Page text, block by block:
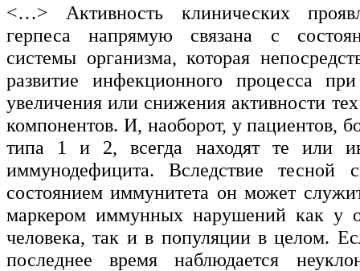
<…> Активность клинических
герпеса напрямую связана с
системы организма, которая
развитие инфекционного процесса
увеличения или снижения активности
компонентов. И, наоборот, у пациентов,
типа 1 и 2, всегда находят те или
иммунодефицита. Вследствие тесной
состоянием иммунитета он может
маркером иммунных нарушений как у
человека, так и в популяции в целом.
последнее время наблюдается